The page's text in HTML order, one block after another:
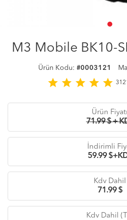
M3 Mobile BK10-
Ürün Kodu: #0003121
star star star star star
Ürün Fiyatı
71.99 $ +
İndirimli
59.99
Kdv Dahil
71.99$
Kdv Dahil